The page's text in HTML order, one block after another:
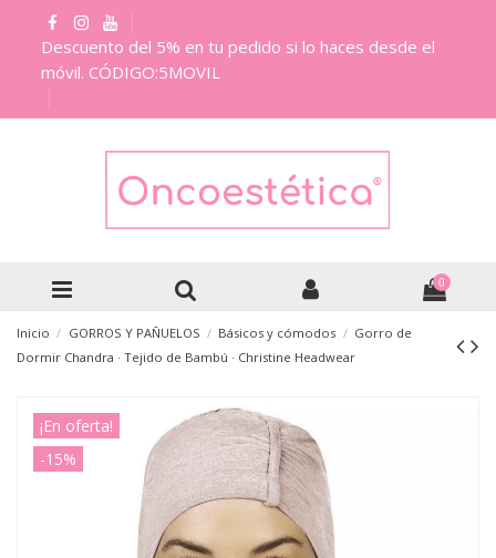
Descuento del 5% en tu pedido si lo haces desde el
móvil. CÓDIGO:5MOVIL
0
Inicio GORROS Y PAÑUELOS Básicos y cómodos
Gorro de
Dormir Chandra · Tejido de Bambú · Christine Headwear
¡En oferta!
-15%